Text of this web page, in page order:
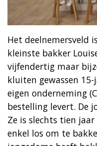
Het deelnemersveld
kleinste bakker
vijfendertig maar
kluiten gewassen 15-
eigen onderneming
bestelling levert. De
Ze is slechts tien
enkel los om te